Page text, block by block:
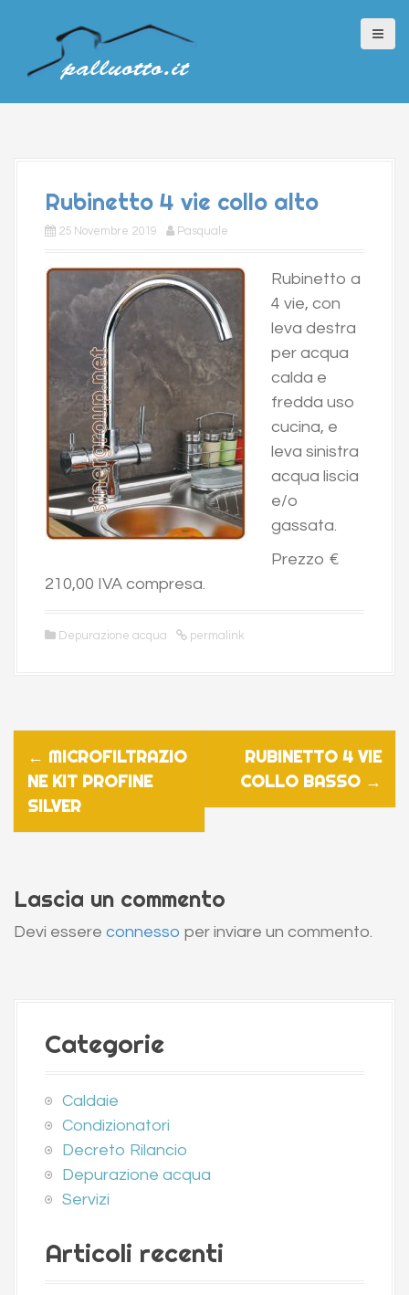
Rubinetto 4 vie collo alto
25 Novembre 2019 Pasquale
Rubinetto a
4 vie, con
leva destra
per acqua
calda e
fredda uso
cucina, e
leva sinistra
acqua liscia
e/o
gassata.
Prezzo €
210,00 IVA compresa.
Depurazione acqua permalink
o
t
a
v
← MICROFILTRAZIO
NE KIT PROFINE
SILVER
RUBINETTO 4 VIE
COLLO BASSO →
Lascia un commento
Devi essere connesso per inviare un commento.
Categorie
Caldaie
Condizionatori
Decreto Rilancio
Depurazione acqua
Servizi
Articoli recenti